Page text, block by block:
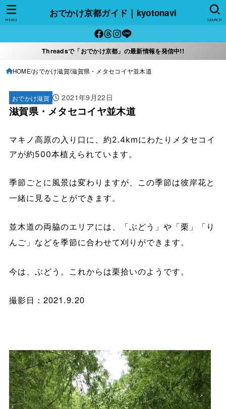
おでかけ京都ガイド｜kyotonavi
SEARCH
MENU
Threadsで「おでかけ京都」の最新情報を発信中!!
HOME おでかけ滋賀 滋賀県・メタセコイヤ並木道
おでかけ滋賀 2021年9月22日
滋賀県・メタセコイヤ並木道
マキノ高原の入り口に、約2.4kmにわたりメタセコイ
アが約500本植えられています。
季節ごとに風景は変わりますが、この季節は彼岸花と
一緒に見ることができます。
並木道の両脇のエリアには、「ぶどう」や「栗」「り
んご」などを季節に合わせて刈りができます。
今は、ぶどう。これからは栗拾いのようです。
撮影日：2021.9.20